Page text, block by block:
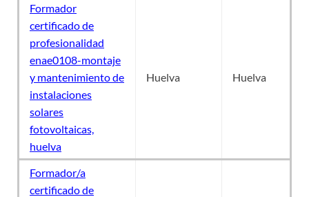
Formador
certificado de
profesionalidad
enae0108-montaje
y mantenimiento de
instalaciones
solares
fotovoltaicas,
huelva
Huelva Huelva
Formador/a
certificado de